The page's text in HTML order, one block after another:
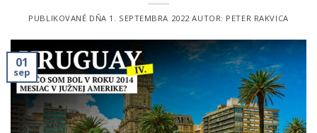
PUBLIKOVANÉ DŇA 1. SEPTEMBRA 2022AUTOR: PETER RAKVICA
01
sep